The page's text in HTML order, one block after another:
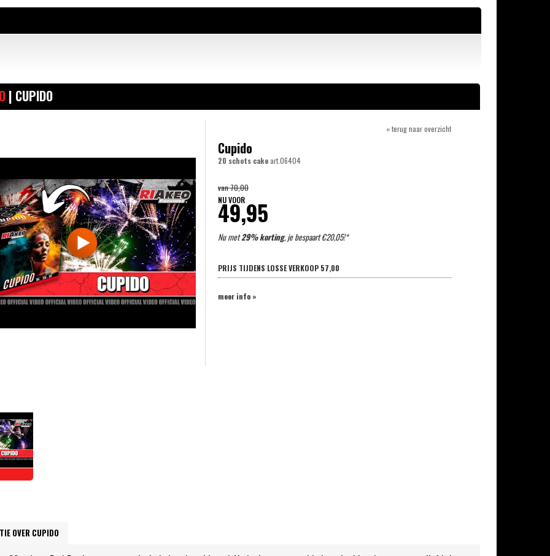
| CUPIDO
« terug naar overzicht
Cupido
20 schots cakeart.06404
van70,00
NU VOOR
49,95
Nu met29% korting, je bespaart €20,05!*
PRIJS TIJDENS LOSSE VERKOOP 57,00
meer info »
OVER CUPIDO